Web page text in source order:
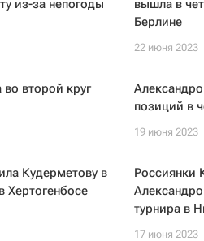
из-за непогоды
вышла в
Берлине
22 июня 2023
второй круг
позиций в
19 июня 2023
Кудерметову в
Хертогенбосе
Россиянки
турнира в
17 июня 2023